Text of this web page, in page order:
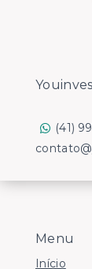
Menu
Início
(41)